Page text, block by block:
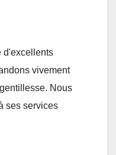
d'excellents
vivement
Nous
ses services